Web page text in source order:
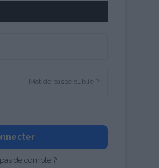
Mot de passe oublié ?
de compte ?